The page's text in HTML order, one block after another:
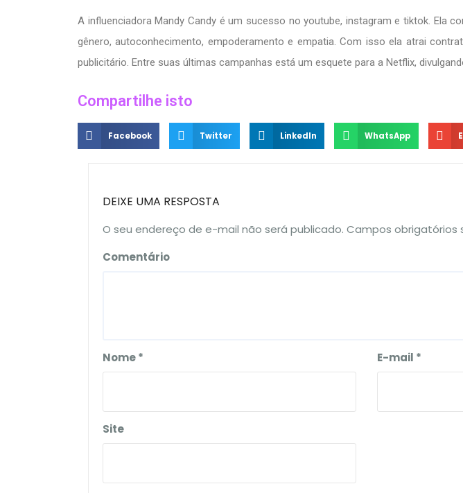
A influenciadora Mandy Candy é um sucesso no youtube, instagram e tiktok. Ela
gênero, autoconhecimento, empoderamento e empatia. Com isso ela atrai
publicitário. Entre suas últimas campanhas está um esquete para a Netflix, divulgando
Compartilhe isto
Facebook Twitter LinkedIn WhatsApp
DEIXE UMA RESPOSTA
O seu endereço de e-mail não será publicado. Campos obrigatórios
Comentário
Nome* E-mail *
Site